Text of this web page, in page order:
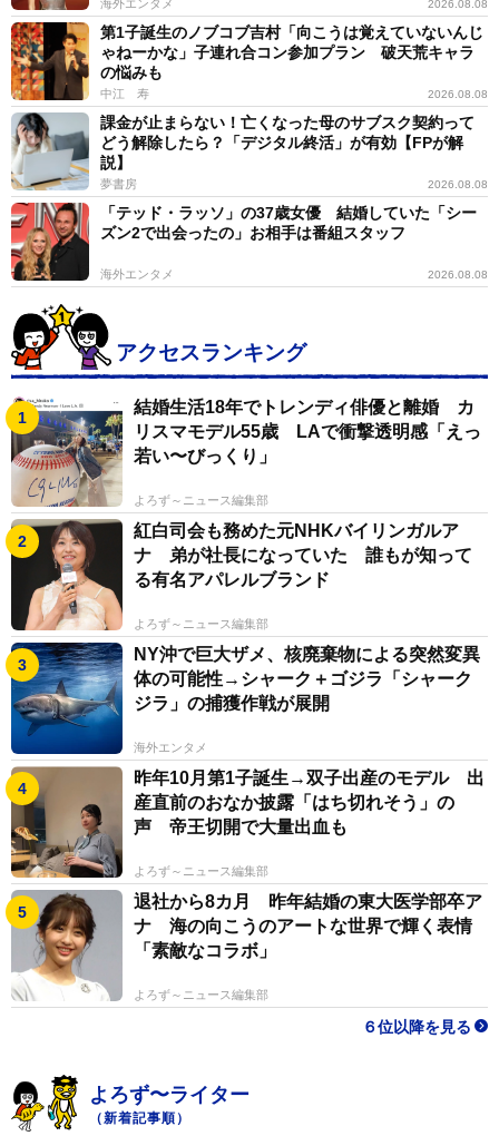
海外エンタメ 2026.08.08
第1子誕生のノブコブ吉村「向こうは覚えていないんじ
ゃねーかな」子連れ合コン参加プラン 破天荒キャラ
の悩みも
中江 寿 2026.08.08
課金が止まらない！亡くなった母のサブスク契約って
どう解除したら？「デジタル終活」が有効【FPが解
説】
夢書房 2026.08.08
「テッド・ラッソ」の37歳女優 結婚していた「シー
ズン2で出会ったの」お相手は番組スタッフ
海外エンタメ 2026.08.08
アクセスランキング
結婚生活18年でトレンディ俳優と離婚 カ
リスマモデル55歳 LAで衝撃透明感「えっ
若い〜びっくり」
よろず～ニュース編集部
紅白司会も務めた元NHKバイリンガルア
ナ 弟が社長になっていた 誰もが知って
る有名アパレルブランド
よろず～ニュース編集部
NY沖で巨大ザメ、核廃棄物による突然変異
体の可能性→シャーク＋ゴジラ「シャーク
ジラ」の捕獲作戦が展開
海外エンタメ
昨年10月第1子誕生→双子出産のモデル 出
産直前のおなか披露「はち切れそう」の
声 帝王切開で大量出血も
よろず～ニュース編集部
退社から8カ月 昨年結婚の東大医学部卒ア
ナ 海の向こうのアートな世界で輝く表情
「素敵なコラボ」
よろず～ニュース編集部
６位以降を見る
よろず〜ライター
（新着記事順）